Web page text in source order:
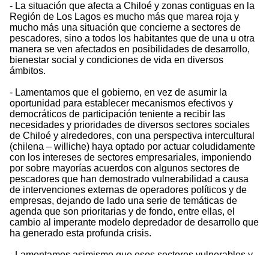
- La situación que afecta a Chiloé y zonas contiguas en la
Región de Los Lagos es mucho más que marea roja y
mucho más una situación que concierne a sectores de
pescadores, sino a todos los habitantes que de una u otra
manera se ven afectados en posibilidades de desarrollo,
bienestar social y condiciones de vida en diversos
ámbitos.
- Lamentamos que el gobierno, en vez de asumir la
oportunidad para establecer mecanismos efectivos y
democráticos de participación teniente a recibir las
necesidades y prioridades de diversos sectores sociales
de Chiloé y alrededores, con una perspectiva intercultural
(chilena – williche) haya optado por actuar coludidamente
con los intereses de sectores empresariales, imponiendo
por sobre mayorías acuerdos con algunos sectores de
pescadores que han demostrado vulnerabilidad a causa
de intervenciones externas de operadores políticos y de
empresas, dejando de lado una serie de temáticas de
agenda que son prioritarias y de fondo, entre ellas, el
cambio al imperante modelo depredador de desarrollo que
ha generado esta profunda crisis.